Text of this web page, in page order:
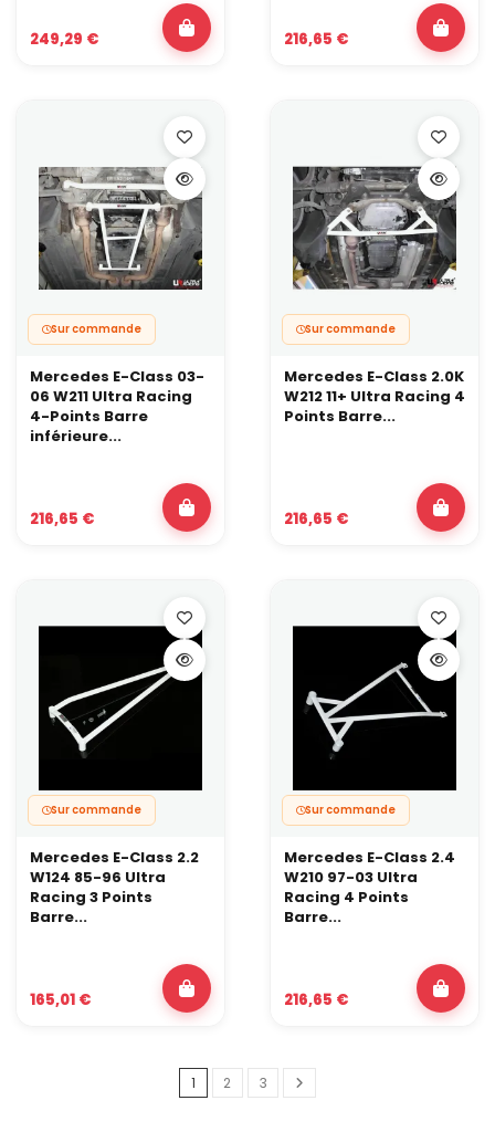
249,29 € 216,65 €
Sur commande
Mercedes E-Class 03-
06 W211 Ultra Racing
4-Points Barre
inférieure...
216,65 €
Sur commande
Mercedes E-Class 2.0K
W212 11+ Ultra Racing 4
Points Barre...
216,65 €
Sur commande
Mercedes E-Class 2.2
W124 85-96 Ultra
Racing 3 Points
Barre...
165,01 €
Sur commande
Mercedes E-Class 2.4
W210 97-03 Ultra
Racing 4 Points
Barre...
216,65 €
1 2 3